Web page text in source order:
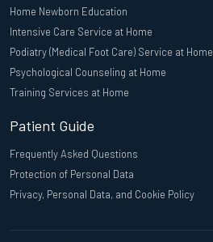
Home Newborn Education
Intensive Care Service at Home
Podiatry (Medical Foot Care) Service at Home
Psychological Counseling at Home
Training Services at Home
Patient Guide
Frequently Asked Questions
Protection of Personal Data
Privacy, Personal Data, and Cookie Policy